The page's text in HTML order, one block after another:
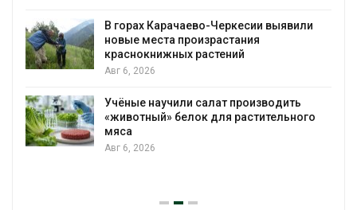
В горах Карачаево-Черкесии выявили
новые места произрастания
краснокнижных растений
Авг 6, 2026
Учёные научили салат производить
«животный» белок для растительного
мяса
Авг 6, 2026